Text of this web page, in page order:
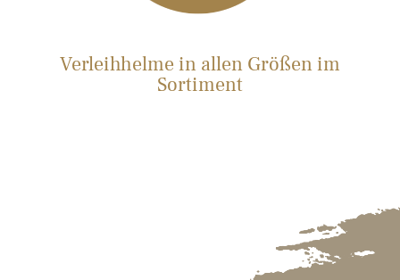
Verleihhelme in allen Größen im
Sortiment